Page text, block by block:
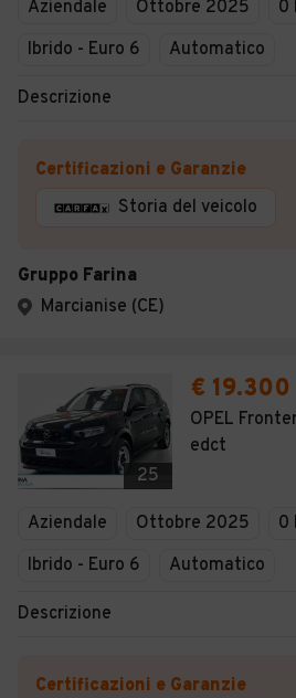
Aziendale Ottobre 2025
0
Ibrido - Euro 6
Automatico
Descrizione
Certificazioni e Garanzie
Storia del veicolo
Gruppo Farina
Marcianise (CE)
25
€ 19.300
OPEL
edct
Aziendale Ottobre 2025
0
Ibrido - Euro 6
Automatico
Descrizione
Certificazioni e Garanzie